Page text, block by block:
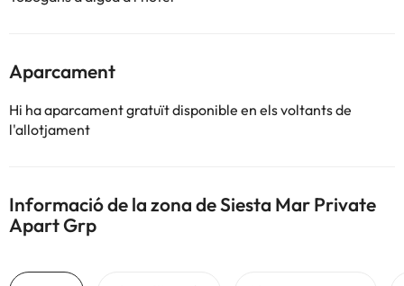
Aparcament
Hi ha aparcament gratuït disponible en els voltants de
l'allotjament
Informació de la zona de Siesta Mar Private
Apart Grp